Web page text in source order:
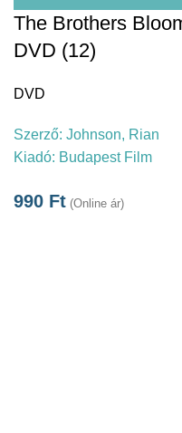
The Brothers
DVD (12)
DVD
Szerző: Johnson, Rian
Kiadó: Budapest Film
990 Ft (Online ár)